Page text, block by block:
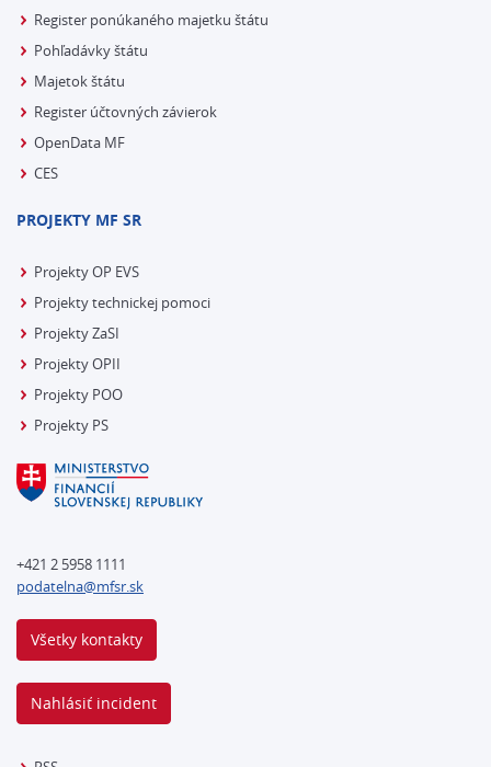
Register ponúkaného majetku štátu
Pohľadávky štátu
Majetok štátu
Register účtovných závierok
OpenData MF
CES
PROJEKTY MF SR
Projekty OP EVS
Projekty technickej pomoci
Projekty ZaSI
Projekty OPII
Projekty POO
Projekty PS
+421 2 5958 1111
podatelna@mfsr.sk
Všetky kontakty
Nahlásiť incident